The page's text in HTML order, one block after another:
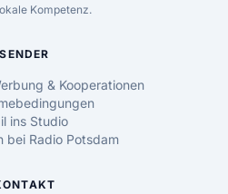
Kompetenz.
SENDER
& Kooperationen
ins Studio
bei Radio Potsdam